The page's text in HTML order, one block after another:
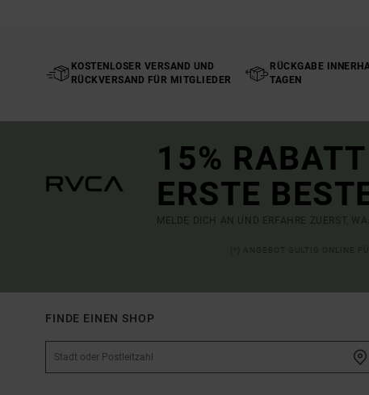
KOSTENLOSER VERSAND UND
RÜCKVERSAND FÜR MITGLIEDER
RÜCKGABE
TAGEN
15%
ERSTE
MELDE DICH AN UND ERFAHRE ZUERST,
FINDE EINEN SHOP